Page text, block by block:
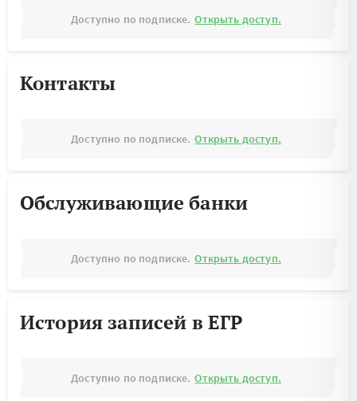
Доступно по подписке. Открыть доступ.
Контакты
Доступно по подписке. Открыть доступ.
Обслуживающие банки
Доступно по подписке. Открыть доступ.
История записей в ЕГР
Доступно по подписке. Открыть доступ.